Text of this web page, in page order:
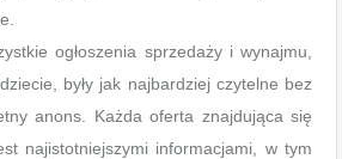
ogłoszenia sprzedaży i wynajmu,
były jak najbardziej czytelne bez
anons. Każda oferta znajdująca się
najistotniejszymi informacjami, w tym